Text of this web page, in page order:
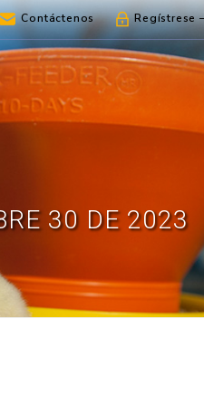
Contáctenos Regístrese
30 DE 2023